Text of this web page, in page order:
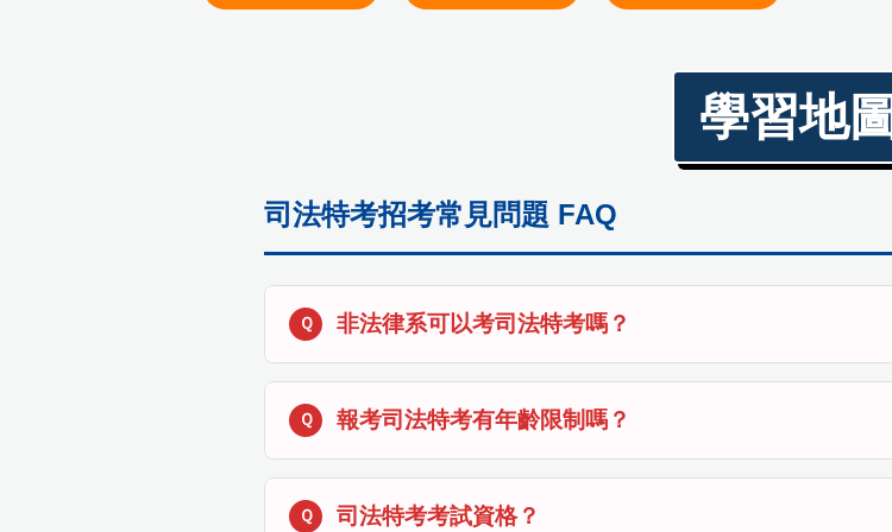
學習地圖
司法特考招考常見問題 FAQ
非法律系可以考司法特考嗎？
報考司法特考有年齡限制嗎？
司法特考考試資格？